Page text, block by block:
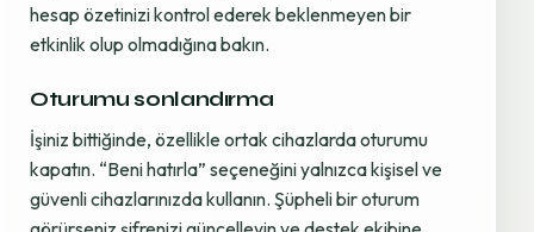
hesap özetinizi kontrol ederek beklenmeyen bir
etkinlik olup olmadığına bakın.
Oturumu sonlandırma
İşiniz bittiğinde, özellikle ortak cihazlarda oturumu
kapatın. “Beni hatırla” seçeneğini yalnızca kişisel ve
güvenli cihazlarınızda kullanın. Şüpheli bir oturum